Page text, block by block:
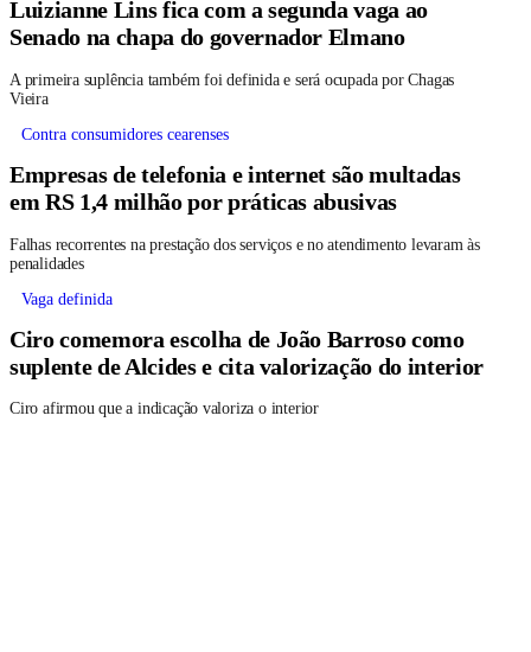
Luizianne Lins fica com a segunda vaga ao
Senado na chapa do governador Elmano
A primeira suplência também foi definida e será ocupada por Chagas
Vieira
Contra consumidores cearenses
Empresas de telefonia e internet são multadas
em RS 1,4 milhão por práticas abusivas
Falhas recorrentes na prestação dos serviços e no atendimento levaram às
penalidades
Vaga definida
Ciro comemora escolha de João Barroso como
suplente de Alcides e cita valorização do interior
Ciro afirmou que a indicação valoriza o interior